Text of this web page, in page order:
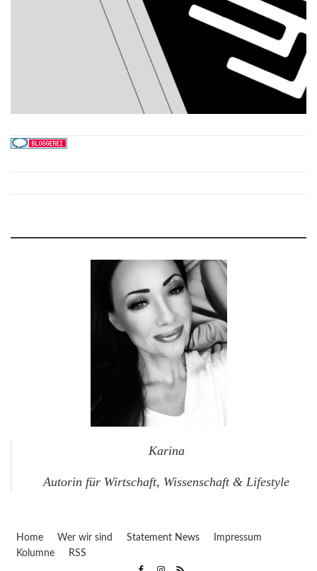
Karina
Autorin für Wirtschaft, Wissenschaft & Lifestyle
Home Wer wir sind Statement News
Impressum
Kolumne
RSS